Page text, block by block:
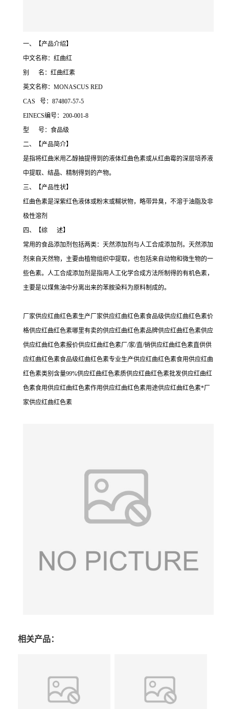
一、【产品介绍】
中文名称：红曲红
别 名：红曲红素
英文名称：MONASCUS RED
CAS 号：874807-57-5
EINECS编号：200-001-8
型 号：食品级
二、【产品简介】
是指将红曲米用乙醇抽提得到的液体红曲色素或从红曲霉的深层培养液
中提取、结晶、精制得到的产物。
三、【产品性状】
红曲色素是深紫红色液体或粉末或糊状物，略带异臭，不溶于油脂及非
极性溶剂
四、【综 述】
常用的食品添加剂包括两类：天然添加剂与人工合成添加剂。天然添加
剂来自天然物，主要由植物组织中提取，也包括来自动物和微生物的一
些色素。人工合成添加剂是指用人工化学合成方法所制得的有机色素，
主要是以煤焦油中分离出来的苯胺染料为原料制成的。
厂家供应红曲红色素生产厂家供应红曲红色素食品级供应红曲红色素价
格供应红曲红色素哪里有卖的供应红曲红色素品牌供应红曲红色素供应
供应红曲红色素报价供应红曲红色素厂/家/直/销供应红曲红色素直供供
应红曲红色素食品级红曲红色素专业生产供应红曲红色素食用供应红曲
红色素类别含量99%供应红曲红色素质供应红曲红色素批发供应红曲红
色素食用供应红曲红色素作用供应红曲红色素用途供应红曲红色素*厂
家供应红曲红色素
相关产品：